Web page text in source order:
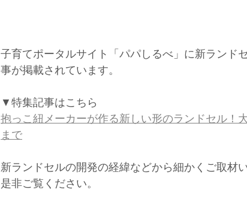
子育てポータルサイト「パパしるべ」に新ランド
事が掲載されています。
▼特集記事はこちら
抱っこ紐メーカーが作る新しい形のランドセル！
まで
新ランドセルの開発の経緯などから細かくご取材
是非ご覧ください。